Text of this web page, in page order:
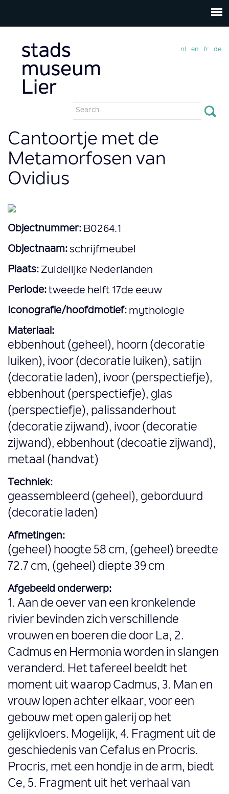
Search
form
nl en fr de
Cantoortje met de
Metamorfosen van
Ovidius
Objectnummer: B0264.1
Objectnaam: schrijfmeubel
Plaats: Zuidelijke Nederlanden
Periode: tweede helft 17de eeuw
Iconografie/hoofdmotief: mythologie
Materiaal:
ebbenhout (geheel), hoorn (decoratie
luiken), ivoor (decoratie luiken), satijn
(decoratie laden), ivoor (perspectiefje),
ebbenhout (perspectiefje), glas
(perspectiefje), palissanderhout
(decoratie zijwand), ivoor (decoratie
zijwand), ebbenhout (decoatie zijwand),
metaal (handvat)
Techniek:
geassembleerd (geheel), geborduurd
(decoratie laden)
Afmetingen:
(geheel) hoogte 58 cm, (geheel) breedte
72.7 cm, (geheel) diepte 39 cm
Afgebeeld onderwerp:
1. Aan de oever van een kronkelende
rivier bevinden zich verschillende
vrouwen en boeren die door La, 2.
Cadmus en Hermonia worden in slangen
veranderd. Het tafereel beeldt het
moment uit waarop Cadmus, 3. Man en
vrouw lopen achter elkaar, voor een
gebouw met open galerij op het
gelijkvloers. Mogelijk, 4. Fragment uit de
geschiedenis van Cefalus en Procris.
Procris, met een hondje in de arm, biedt
Ce, 5. Fragment uit het verhaal van